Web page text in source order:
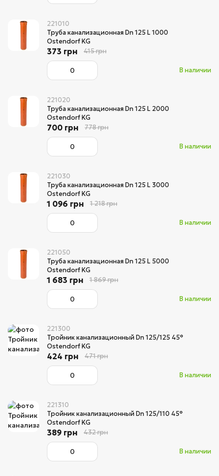
221010
Труба канализационная Dn 125 L 1000
Ostendorf KG
В наличии
373 грн 415 грн
221020
Труба канализационная Dn 125 L 2000
Ostendorf KG
В наличии
700 грн 778 грн
221030
Труба канализационная Dn 125 L 3000
Ostendorf KG
В наличии
1 096 грн 1 218 грн
221050
Труба канализационная Dn 125 L 5000
Ostendorf KG
В наличии
1 683 грн 1 869 грн
221300
Тройник канализационный Dn 125/125 45°
Ostendorf KG
В наличии
424 грн 471 грн
221310
Тройник канализационный Dn 125/110 45°
Ostendorf KG
В наличии
389 грн 432 грн